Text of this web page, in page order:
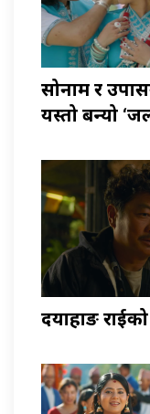
सोनाम र
यस्तो बन्यो
दयाहाङ